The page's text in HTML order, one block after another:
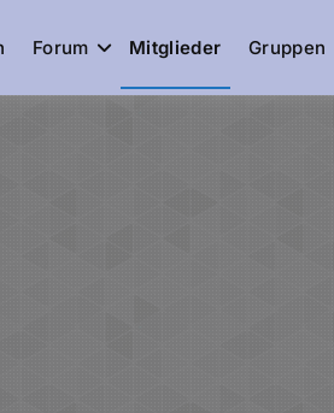
Forum Mitglieder Gruppen